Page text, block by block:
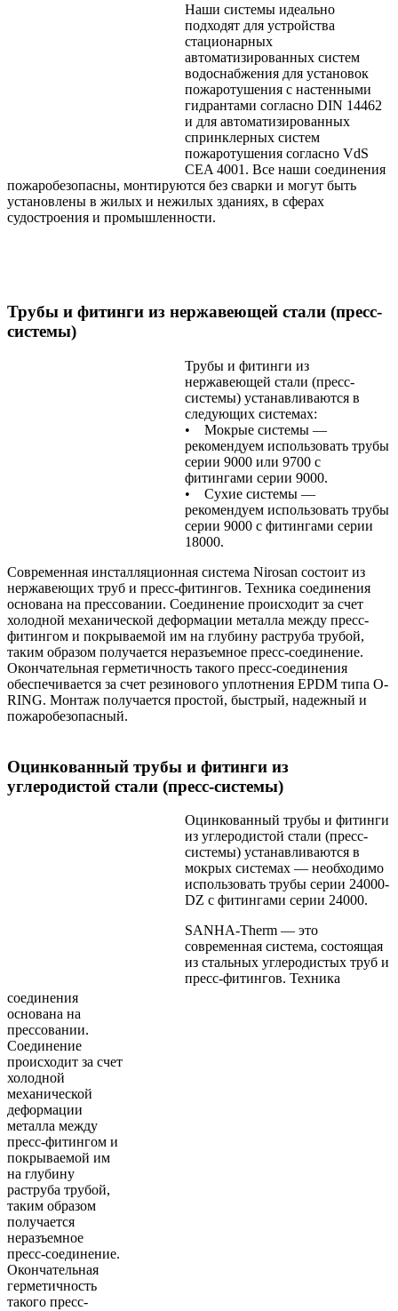
Наши системы идеально
подходят для устройства
стационарных
автоматизированных систем
водоснабжения для установок
пожаротушения с настенными
гидрантами согласно DIN 14462
и для автоматизированных
спринклерных систем
пожаротушения согласно VdS
CEA 4001. Все наши соединения
пожаробезопасны, монтируются без сварки и могут быть
установлены в жилых и нежилых зданиях, в сферах
судостроения и промышленности.
Трубы и фитинги из нержавеющей стали (пресс-
системы)
Трубы и фитинги из
нержавеющей стали (пресс-
системы) устанавливаются в
следующих системах:
• Мокрые системы —
рекомендуем использовать трубы
серии 9000 или 9700 с
фитингами серии 9000.
• Сухие системы —
рекомендуем использовать трубы
серии 9000 с фитингами серии
18000.
Современная инсталляционная система Nirosan состоит из
нержавеющих труб и пресс-фитингов. Техника соединения
основана на прессовании. Соединение происходит за счет
холодной механической деформации металла между пресс-
фитингом и покрываемой им на глубину раструба трубой,
таким образом получается неразъемное пресс-соединение.
Окончательная герметичность такого пресс-соединения
обеспечивается за счет резинового уплотнения EPDM типа O-
RING. Монтаж получается простой, быстрый, надежный и
пожаробезопасный.
Оцинкованный трубы и фитинги из
углеродистой стали (пресс-системы)
Оцинкованный трубы и фитинги
из углеродистой стали (пресс-
системы) устанавливаются в
мокрых системах — необходимо
использовать трубы серии 24000-
DZ с фитингами серии 24000.
SANHA-Therm — это
современная система, состоящая
из стальных углеродистых труб и
пресс-фитингов. Техника
соединения
основана на
прессовании.
Соединение
происходит за счет
холодной
механической
деформации
металла между
пресс-фитингом и
покрываемой им
на глубину
раструба трубой,
таким образом
получается
неразъемное
пресс-соединение.
Окончательная
герметичность
такого пресс-